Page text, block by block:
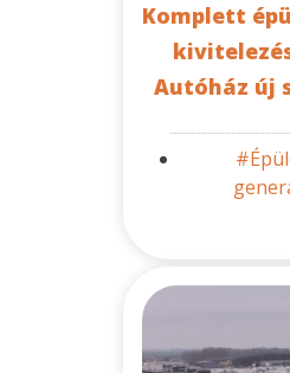
Komplett
Autóház új